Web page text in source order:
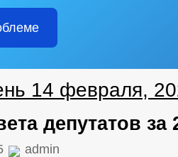
14 февраля,
депутатов за
admin